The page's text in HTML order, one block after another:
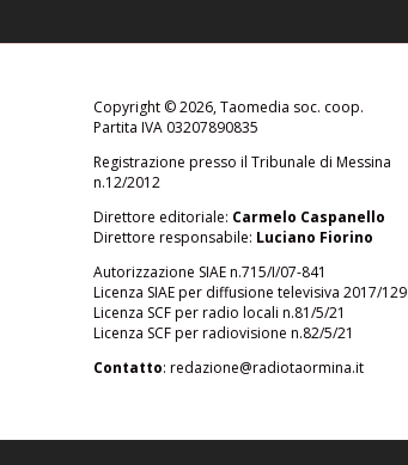
Copyright © 2026, Taomedia soc. coop.
Partita IVA 03207890835
Registrazione presso il Tribunale di Messina
n.12/2012
Direttore editoriale: Carmelo Caspanello
Direttore responsabile: Luciano Fiorino
Autorizzazione SIAE n.715/I/07-841
Licenza SIAE per diffusione televisiva 2017/129
Licenza SCF per radio locali n.81/5/21
Licenza SCF per radiovisione n.82/5/21
Contatto: redazione@radiotaormina.it